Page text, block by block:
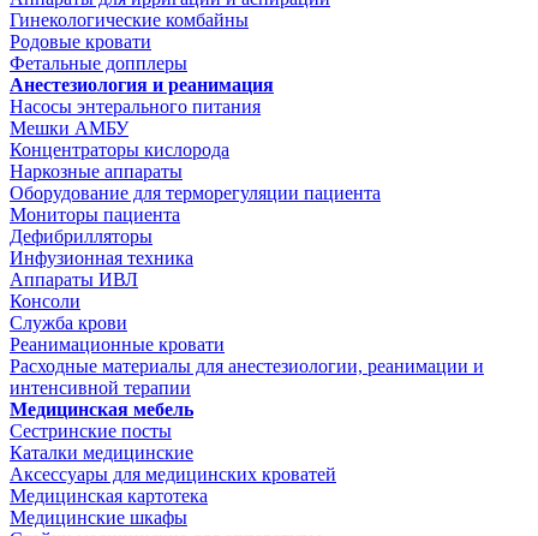
Гинекологические комбайны
Родовые кровати
Фетальные допплеры
Анестезиология и реанимация
Насосы энтерального питания
Мешки АМБУ
Концентраторы кислорода
Наркозные аппараты
Оборудование для терморегуляции пациента
Мониторы пациента
Дефибрилляторы
Инфузионная техника
Аппараты ИВЛ
Консоли
Служба крови
Реанимационные кровати
Расходные материалы для анестезиологии, реанимации и
интенсивной терапии
Медицинская мебель
Сестринские посты
Каталки медицинские
Аксессуары для медицинских кроватей
Медицинская картотека
Медицинские шкафы